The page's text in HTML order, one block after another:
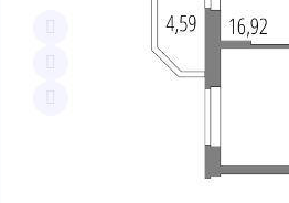
Одноклассники